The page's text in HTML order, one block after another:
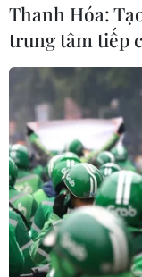
Thanh Hóa:
trung tâm tiếp